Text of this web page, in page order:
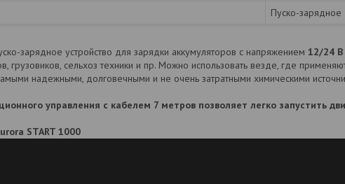
Пуско-зарядное
зарядное устройство для зарядки аккумуляторов с напряжением 12/24 В
грузовиков, сельхоз техники и пр. Можно использовать везде, где
надежными, долговечными и не очень затратными химическими
управления с кабелем 7 метров позволяет легко запустить
START 1000